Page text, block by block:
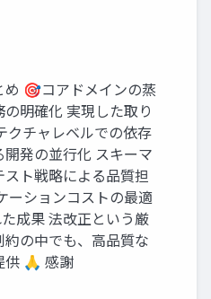
め 🎯コアドメインの蒸
明確化 実現した取り
クチャレベルでの依存
発の並行化 スキーマ
ト戦略による品質担
ーションコストの最適
成果 法改正という厳
約の中でも、高品質な
供 🙏 感謝